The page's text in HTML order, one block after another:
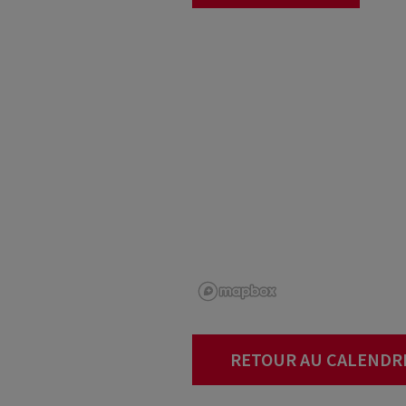
RETOUR AU